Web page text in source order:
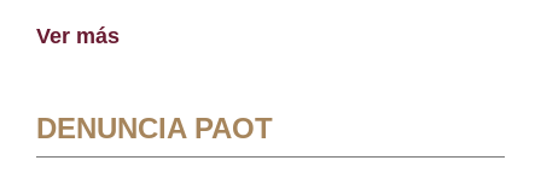
Ver más
DENUNCIA PAOT